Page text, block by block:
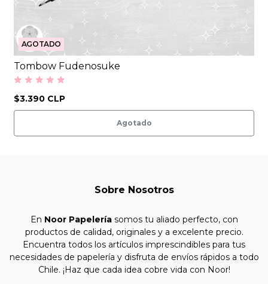
AGOTADO
Tombow Fudenosuke
$3.390 CLP
Agotado
Sobre Nosotros
En Noor Papeleríasomos tu aliado perfecto, con
productos de calidad, originales y a excelente precio.
Encuentra todos los artículos imprescindibles para tus
necesidades de papelería y disfruta de envíos rápidos a todo
Chile. ¡Haz que cada idea cobre vida con Noor!